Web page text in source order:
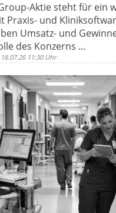
Aktie steht für ein
Praxis- und
Umsatz- und
des Konzerns ...
11:30 Uhr